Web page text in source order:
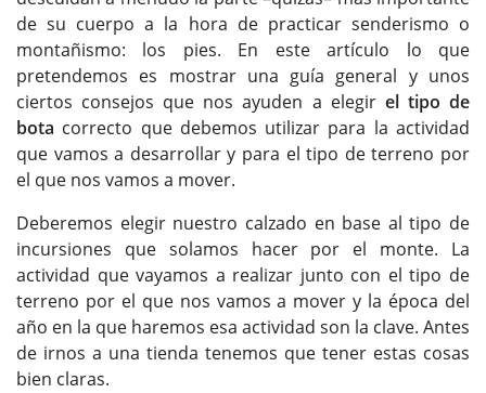
de su cuerpo a la hora de practicar senderismo o
montañismo: los pies. En este artículo lo que
pretendemos es mostrar una guía general y unos
ciertos consejos que nos ayuden a elegir el tipo de
bota correcto que debemos utilizar para la actividad
que vamos a desarrollar y para el tipo de terreno por
el que nos vamos a mover.
Deberemos elegir nuestro calzado en base al tipo de
incursiones que solamos hacer por el monte. La
actividad que vayamos a realizar junto con el tipo de
terreno por el que nos vamos a mover y la época del
año en la que haremos esa actividad son la clave. Antes
de irnos a una tienda tenemos que tener estas cosas
bien claras.